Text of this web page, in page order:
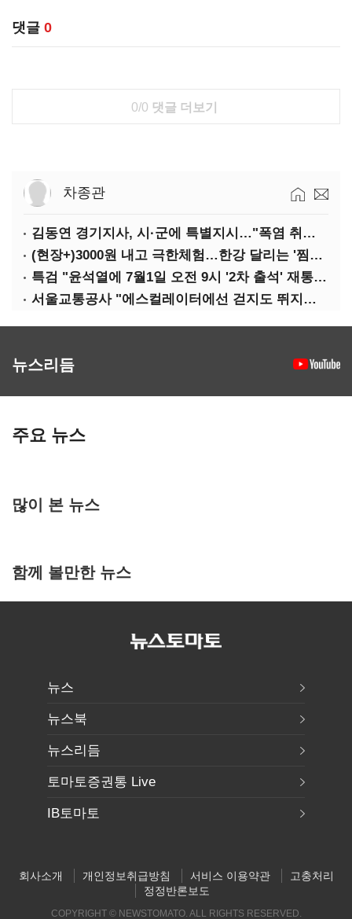
댓글 0
0/0 댓글 더보기
차종관
김동연 경기지사, 시·군에 특별지시…"폭염 취약계층 안전대책 강화"
(현장+)3000원 내고 극한체험…한강 달리는 '찜통버스'
특검 "윤석열에 7월1일 오전 9시 '2차 출석' 재통보"
서울교통공사 "에스컬레이터에선 걷지도 뛰지도 말아주세요"
뉴스리듬
주요 뉴스
많이 본 뉴스
함께 볼만한 뉴스
뉴스
뉴스북
뉴스리듬
토마토증권통 Live
IB토마토
회사소개 개인정보취급방침 서비스 이용약관
고충처리
정정반론보도
COPYRIGHT © NEWSTOMATO. ALL RIGHTS RESERVED.